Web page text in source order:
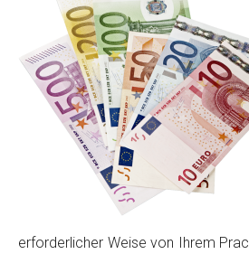
Wie viel ist 10+2 ?*
erforderlicher Weise von Ihrem